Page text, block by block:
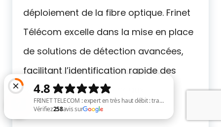
déploiement de la fibre optique. Frinet
Télécom excelle dans la mise en place
de solutions de détection avancées,
facilitant l’identification rapide des
points d’accès aux réseaux
souterrains.